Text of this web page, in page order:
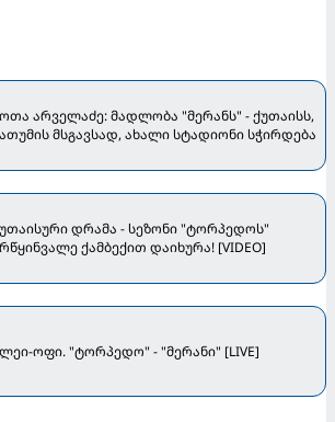
არველაძე: მადლობა "მერანს" - ქუთაისს,
მსგავსად, ახალი სტადიონი სჭირდება
დრამა - სეზონი "ტორპედოს"
ქამბექით დაიხურა! [VIDEO]
ოფი. "ტორპედო" - "მერანი" [LIVE]